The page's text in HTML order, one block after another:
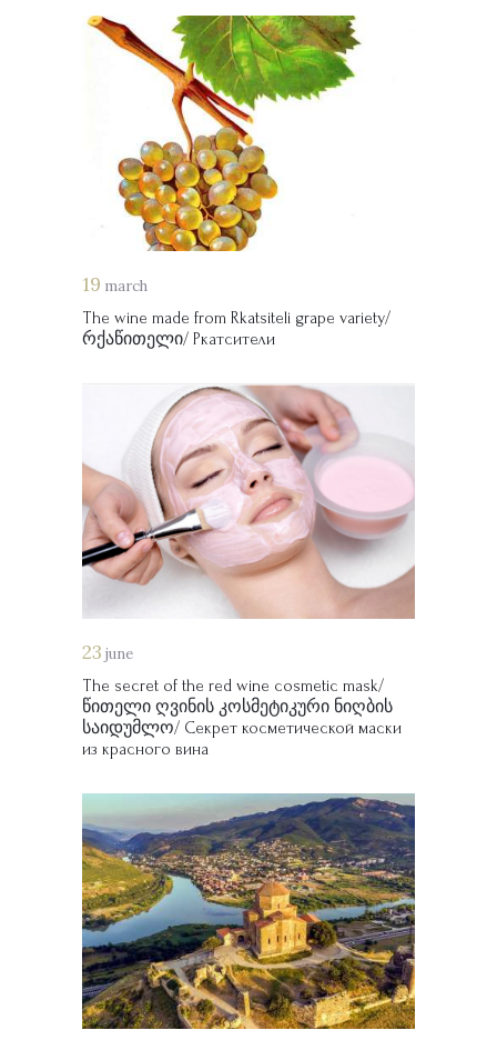
19 march
The wine made from Rkatsiteli grape variety/
რქაწითელი/ Ркатсители
23 june
The secret of the red wine cosmetic mask/
წითელი ღვინის კოსმეტიკური ნიღბის
საიდუმლო/ Секрет косметической маски
из красного вина